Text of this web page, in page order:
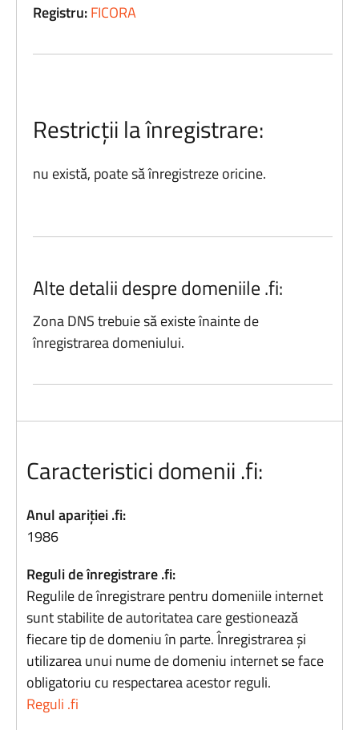
Registru:FICORA
Restricții la înregistrare:
nu există, poate să înregistreze oricine.
Alte detalii despre domeniile .fi:
Zona DNS trebuie să existe înainte de
înregistrarea domeniului.
Caracteristici domenii .fi:
Anul apariției .fi:
1986
Reguli de înregistrare .fi:
Regulile de înregistrare pentru domeniile internet
sunt stabilite de autoritatea care gestionează
fiecare tip de domeniu în parte. Înregistrarea și
utilizarea unui nume de domeniu internet se face
obligatoriu cu respectarea acestor reguli.
Reguli .fi